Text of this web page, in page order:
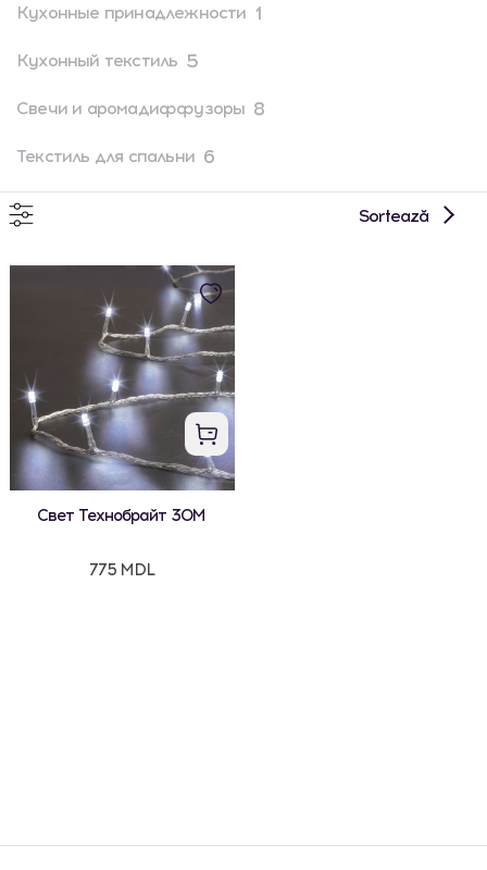
Кухонные принадлежности 1
Кухонный текстиль 5
Свечи и аромадиффузоры 8
Текстиль для спальни 6
Sortează
Свет Технобрайт 30М
775 MDL